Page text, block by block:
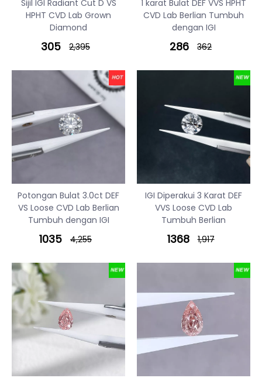
Sijil IGI Radiant Cut D VS
HPHT CVD Lab Grown
Diamond
305 2,395
1 karat Bulat DEF VVS HPHT
CVD Lab Berlian Tumbuh
dengan IGI
286 362
Potongan Bulat 3.0ct DEF
VS Loose CVD Lab Berlian
Tumbuh dengan IGI
1035 4,255
IGI Diperakui 3 Karat DEF
VVS Loose CVD Lab
Tumbuh Berlian
1368 1,917